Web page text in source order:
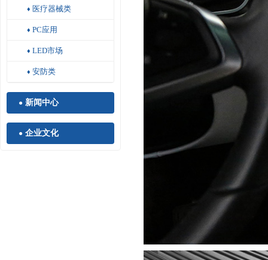
♦ 医疗器械类
♦ PC应用
♦ LED市场
♦ 安防类
● 新闻中心
● 企业文化